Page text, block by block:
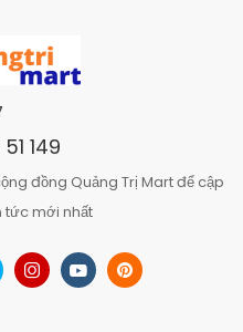
149
đồng Quảng Trị Mart để cập
tức mới nhất